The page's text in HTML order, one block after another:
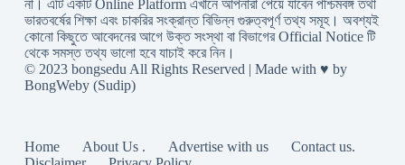
না। এটি একটি Online Platform এখানে আপনারা পেয়ে যাবেন পশ্চিমবঙ্গ তথা
ভারতবর্ষের শিক্ষা এবং চাকরির সংক্রান্ত বিভিন্ন গুরুত্বপূর্ণ তথ্য সমূহ। অবশ্যই
কোনো কিছুতে আবেদনের আগে উক্ত সংস্থা বা বিভাগের Official Notice টি
থেকে সমস্ত তথ্য ভালো হবে যাচাই করে নিন।
© 2023 bongsedu All Rights Reserved | Made with ♥ by
BongWeby (Sudip)
Home About Us . Advertise with us
Contact us.